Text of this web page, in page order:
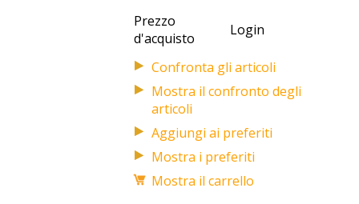
Prezzo
d'acquisto
Login
Mostra il confronto degli
articoli
Mostra i preferiti
Mostra il carrello